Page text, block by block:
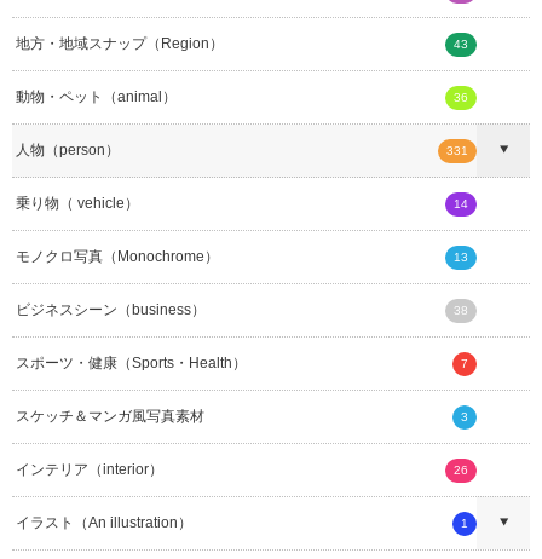
地方・地域スナップ（Region） 43
動物・ペット（animal） 36
人物（person） 331
乗り物（ vehicle） 14
モノクロ写真（Monochrome） 13
ビジネスシーン（business） 38
スポーツ・健康（Sports・Health） 7
スケッチ＆マンガ風写真素材 3
インテリア（interior） 26
イラスト（An illustration） 1